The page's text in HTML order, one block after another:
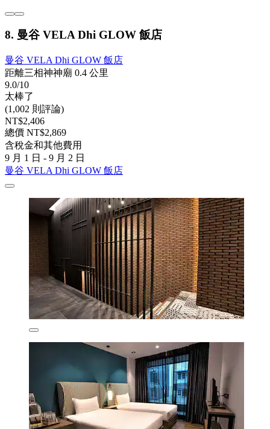
8. 曼谷 VELA Dhi GLOW 飯店
曼谷 VELA Dhi GLOW 飯店
距離三相神神廟 0.4 公里
9.0/10
太棒了
(1,002 則評論)
NT$2,406
總價 NT$2,869
含稅金和其他費用
9 月 1 日 - 9 月 2 日
曼谷 VELA Dhi GLOW 飯店